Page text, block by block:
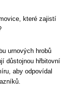
které zajistí
urnových hrobů
důstojnou hřbitovní
aby odpovídal